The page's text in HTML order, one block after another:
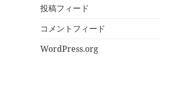
投稿フィード
コメントフィード
WordPress.org